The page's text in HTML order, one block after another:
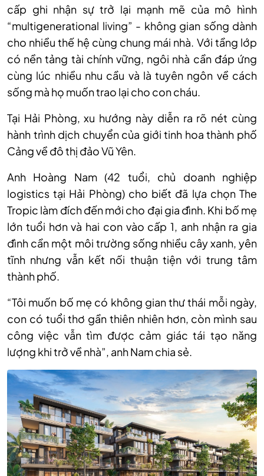
cấp ghi nhận sự trở lại mạnh mẽ của mô hình
“multigenerational living” - không gian sống dành
cho nhiều thế hệ cùng chung mái nhà. Với tầng lớp
có nền tảng tài chính vững, ngôi nhà cần đáp ứng
cùng lúc nhiều nhu cầu và là tuyên ngôn về cách
sống mà họ muốn trao lại cho con cháu.
Tại Hải Phòng, xu hướng này diễn ra rõ nét cùng
hành trình dịch chuyển của giới tinh hoa thành phố
Cảng về đô thị đảo Vũ Yên.
Anh Hoàng Nam (42 tuổi, chủ doanh nghiệp
logistics tại Hải Phòng) cho biết đã lựa chọn The
Tropic làm đích đến mới cho đại gia đình. Khi bố mẹ
lớn tuổi hơn và hai con vào cấp 1, anh nhận ra gia
đình cần một môi trường sống nhiều cây xanh, yên
tĩnh nhưng vẫn kết nối thuận tiện với trung tâm
thành phố.
“Tôi muốn bố mẹ có không gian thư thái mỗi ngày,
con có tuổi thơ gần thiên nhiên hơn, còn mình sau
công việc vẫn tìm được cảm giác tái tạo năng
lượng khi trở về nhà”, anh Nam chia sẻ.